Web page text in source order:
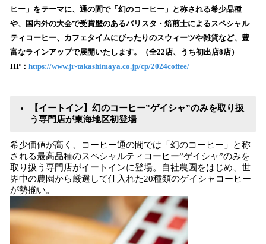
を
読
込
み
中
ヒー」をテーマに、通の間で「幻のコーヒー」と称される希少品種
や、国内外の大会で受賞歴のあるバリスタ・焙煎士によるスペシャル
ティコーヒー、カフェタイムにぴったりのスウィーツや雑貨など、豊
富なラインアップで展開いたします。（全22店、うち初出店8店）
HP： https://www.jr-takashimaya.co.jp/cp/2024coffee/
【イートイン】幻のコーヒー”ゲイシャ”のみを取り扱
う専門店が東海地区初登場
希少価値が高く、コーヒー通の間では「幻のコーヒー」と称
される最高品種のスペシャルティコーヒー”ゲイシャ”のみを
取り扱う専門店がイートインに登場。自社農園をはじめ、世
界中の農園から厳選して仕入れた20種類のゲイシャコーヒー
が勢揃い。